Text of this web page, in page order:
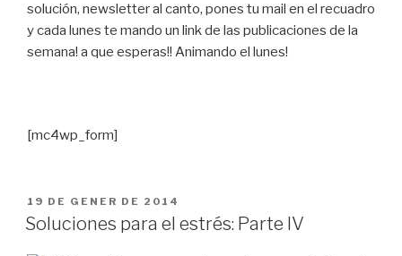
solución, newsletter al canto, pones tu mail en el recuadro
y cada lunes te mando un link de las publicaciones de la
semana! a que esperas!! Animando el lunes!
[mc4wp_form]
PUBLICAT
A
19 DE GENER DE 2014
Soluciones para el estrés: Parte IV